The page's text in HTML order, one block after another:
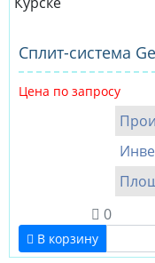
Сплит-система
Цена по запросу
0
В корзину